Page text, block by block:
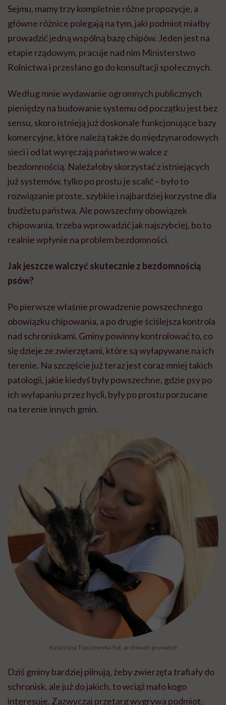
Sejmu, mamy trzy kompletnie różne propozycje, a
główne różnice polegają na tym, jaki podmiot miałby
prowadzić jedną wspólną bazę chipów. Jeden jest na
etapie rządowym, pracuje nad nim Ministerstwo
Rolnictwa i przesłano go do konsultacji społecznych.
Według mnie wydawanie ogromnych publicznych
pieniędzy na budowanie systemu od początku jest bez
sensu, skoro istnieją już doskonale funkcjonujące bazy
komercyjne, które należą także do międzynarodowych
sieci i od lat wyręczają państwo w walce z
bezdomnością. Należałoby skorzystać z istniejących
już systemów, tylko po prostu je scalić – było to
rozwiązanie proste, szybkie i najbardziej korzystne dla
budżetu państwa. Ale powszechny obowiązek
chipowania, trzeba wprowadzić jak najszybciej, bo to
realnie wpłynie na problem bezdomności.
Jak jeszcze walczyć skutecznie z bezdomnością
psów?
Po pierwsze właśnie prowadzenie powszechnego
obowiązku chipowania, a po drugie ściślejsza kontrola
nad schroniskami. Gminy powinny kontrolować to, co
się dzieje ze zwierzętami, które są wyłapywane na ich
terenie. Na szczęście już teraz jest coraz mniej takich
patologii, jakie kiedyś były powszechne, gdzie psy po
ich wyłapaniu przez hycli, były po prostu porzucane
na terenie innych gmin.
Katarzyna Topczewska /fot. archiwum prywatne
Dziś gminy bardziej pilnują, żeby zwierzęta trafiały do
schronisk, ale już do jakich, to wciąż mało kogo
interesuje. Zazwyczaj przetarg wygrywa podmiot,